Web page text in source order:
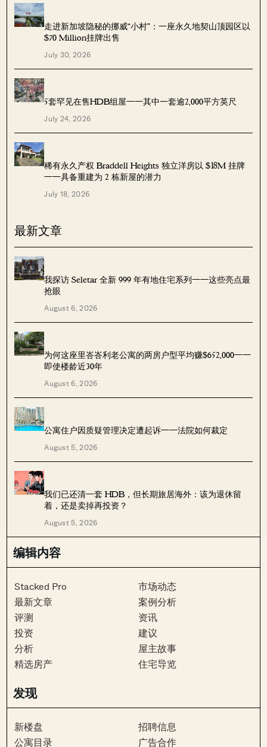
走进新加坡隐秘的挪威“小村”：一座永久地契山顶园区以
$70 Million挂牌出售
July 30, 2026
5套罕见在售HDB组屋——其中一套逾2,000平方英尺
July 24, 2026
稀有永久产权 Braddell Heights 独立洋房以 $18M 挂牌
——具备重建为 2 栋新屋的潜力
July 18, 2026
最新文章
我探访 Seletar 全新 999 年有地住宅系列——这些亮点最
抢眼
August 6, 2026
为何这座里峇峇利老公寓的两房户型平均赚$652,000——
即使楼龄近30年
August 6, 2026
公寓住户因质疑管理决定遭起诉——法院如何裁定
August 5, 2026
我们已还清一套 HDB，但长期旅居海外：该为退休留
着，还是卖掉再投资？
August 5, 2026
编辑内容
Stacked Pro
最新文章
评测
投资
分析
精选房产
市场动态
案例分析
资讯
建议
屋主故事
住宅导览
发现
新楼盘
公寓目录
招聘信息
广告合作